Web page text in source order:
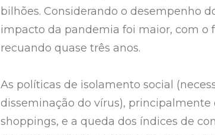
bilhões. Considerando o desempenho
impacto da pandemia foi maior, com o
recuando quase três anos.
As políticas de isolamento social
disseminação do vírus), principalmente
shoppings, e a queda dos índices de